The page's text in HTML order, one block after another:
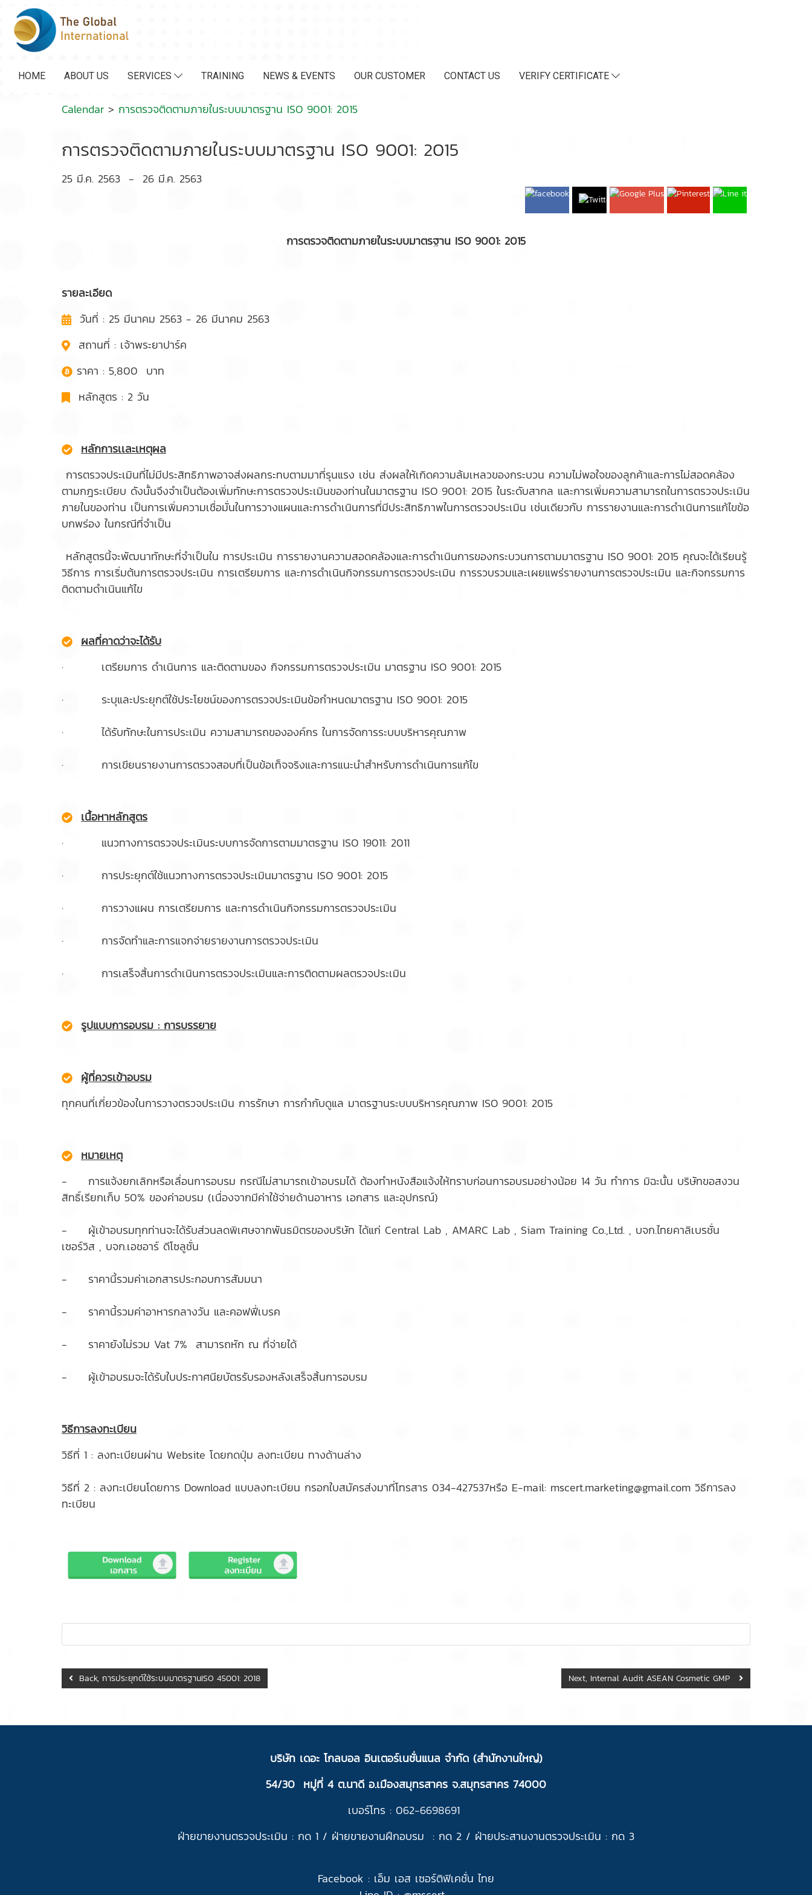
HOME ABOUT US SERVICES TRAINING NEWS & EVENTS OUR CUSTOMER CONTACT US VERIFY CERTIFICATE
Calendar > การตรวจติดตามภายในระบบมาตรฐาน ISO 9001: 2015
การตรวจติดตามภายในระบบมาตรฐาน ISO 9001: 2015
25 มี.ค. 2563 - 26 มี.ค. 2563
การตรวจติดตามภายในระบบมาตรฐาน ISO 9001: 2015
รายละเอียด
วันที่ : 25 มีนาคม 2563 - 26 มีนาคม 2563
สถานที่ : เจ้าพระยาปาร์ค
ราคา : 5,800 บาท
หลักสูตร : 2 วัน
หลักการเเละเหตุผล
การตรวจประเมินที่ไม่มีประสิทธิภาพอาจส่งผลกระทบตามมาที่รุนแรง เช่น ส่งผลให้เกิดความล้มเหลวของกระบวน ความไม่พอใจของลูกค้าและการไม่สอดคล้อง
ตามกฎระเบียบ ดังนั้นจึงจำเป็นต้องเพิ่มทักษะการตรวจประเมินของท่านในมาตรฐาน ISO 9001: 2015 ในระดับสากล และการเพิ่มความสามารถในการตรวจประเมิน
ภายในของท่าน เป็นการเพิ่มความเชื่อมั่นในการวางแผนและการดำเนินการที่มีประสิทธิภาพในการตรวจประเมิน เช่นเดียวกับ การรายงานและการดำเนินการแก้ไขข้อ
บกพร่อง ในกรณีที่จำเป็น
หลักสูตรนี้จะพัฒนาทักษะที่จำเป็นใน การประเมิน การรายงานความสอดคล้องและการดำเนินการของกระบวนการตามมาตรฐาน ISO 9001: 2015 คุณจะได้เรียนรู้
วิธีการ การเริ่มต้นการตรวจประเมิน การเตรียมการ และการดำเนินกิจกรรมการตรวจประเมิน การรวบรวมและเผยแพร่รายงานการตรวจประเมิน และกิจกรรมการ
ติดตามดำเนินแก้ไข
ผลที่คาดว่าจะได้รับ
· เตรียมการ ดำเนินการ และติดตามของ กิจกรรมการตรวจประเมิน มาตรฐาน ISO 9001: 2015
· ระบุและประยุกต์ใช้ประโยชน์ของการตรวจประเมินข้อกำหนดมาตรฐาน ISO 9001: 2015
· ได้รับทักษะในการประเมิน ความสามารถขององค์กร ในการจัดการระบบบริหารคุณภาพ
· การเขียนรายงานการตรวจสอบที่เป็นข้อเท็จจริงและการแนะนำสำหรับการดำเนินการแก้ไข
เนื้อหาหลักสูตร
· แนวทางการตรวจประเมินระบบการจัดการตามมาตรฐาน ISO 19011: 2011
· การประยุกต์ใช้แนวทางการตรวจประเมินมาตรฐาน ISO 9001: 2015
· การวางแผน การเตรียมการ และการดำเนินกิจกรรมการตรวจประเมิน
· การจัดทำและการแจกจ่ายรายงานการตรวจประเมิน
· การเสร็จสิ้นการดำเนินการตรวจประเมินและการติดตามผลตรวจประเมิน
รูปแบบการอบรม : การบรรยาย
ผู้ที่ควรเข้าอบรม
ทุกคนที่เกี่ยวข้องในการวางตรวจประเมิน การรักษา การกำกับดูแล มาตรฐานระบบบริหารคุณภาพ ISO 9001: 2015
หมายเหตุ
- การแจ้งยกเลิกหรือเลื่อนการอบรม กรณีไม่สามารถเข้าอบรมได้ ต้องทำหนังสือแจ้งให้ทราบก่อนการอบรมอย่างน้อย 14 วัน ทำการ มิฉะนั้น บริษัทขอสงวน
สิทธิ์เรียกเก็บ 50% ของค่าอบรม (เนื่องจากมีค่าใช้จ่ายด้านอาหาร เอกสาร และอุปกรณ์)
- ผู้เข้าอบรมทุกท่านจะได้รับส่วนลดพิเศษจากพันธมิตรของบริษัท ได้แก่ Central Lab , AMARC Lab , Siam Training Co.,Ltd. , บจก.ไทยคาลิเบรชั่น
เซอร์วิส , บจก.เอชอาร์ ดีโซลูชั่น
- ราคานี้รวมค่าเอกสารประกอบการสัมมนา
- ราคานี้รวมค่าอาหารกลางวัน และคอฟฟี่เบรค
- ราคายังไม่รวม Vat 7% สามารถหัก ณ ที่จ่ายได้
- ผู้เข้าอบรมจะได้รับใบประกาศนียบัตรรับรองหลังเสร็จสิ้นการอบรม
วิธีการลงทะเบียน
วิธีที่ 1 : ลงทะเบียนผ่าน Website โดยกดปุ่ม ลงทะเบียน ทางด้านล่าง
วิธีที่ 2 : ลงทะเบียนโดยการ Download แบบลงทะเบียน กรอกใบสมัครส่งมาที่โทรสาร 034-427537หรือ E-mail: mscert.marketing@gmail.com วิธีการลง
ทะเบียน
Back, การประยุกต์ใช้ระบบมาตรฐานISO 45001: 2018 Next, Internal Audit ASEAN Cosmetic GMP
บริษัท เดอะ โกลบอล อินเตอร์เนชั่นแนล จำกัด (สำนักงานใหญ่)
54/30 หมู่ที่ 4 ต.นาดี อ.เมืองสมุทรสาคร จ.สมุทรสาคร 74000
เบอร์โทร : 062-6698691
ฝ่ายขายงานตรวจประเมิน : กด 1 / ฝ่ายขายงานฝึกอบรม : กด 2 / ฝ่ายประสานงานตรวจประเมิน : กด 3
Facebook : เอ็ม เอส เซอร์ติฟิเคชั่น ไทย